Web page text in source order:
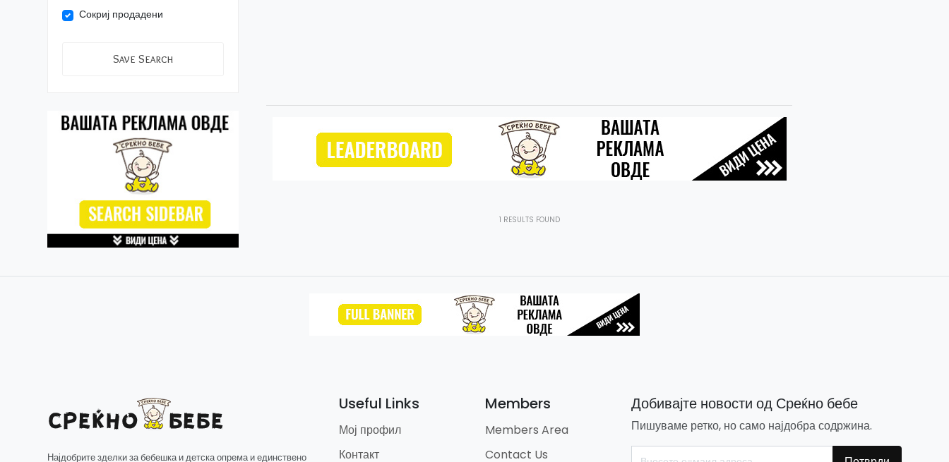
Сокриј продадени
Save Search
1 RESULTS FOUND
Најдобрите зделки за бебешка и детска опрема и единствено
Useful Links
Мој профил
Контакт
Members
Members Area
Contact Us
Добивајте новости од Среќно бебе
Пишуваме ретко, но само најдобра содржина.